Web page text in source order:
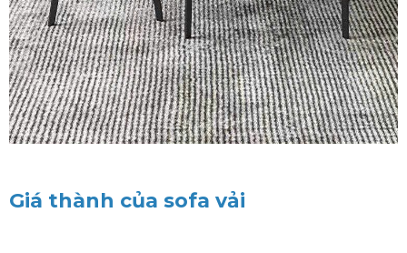
Giá thành của sofa vải